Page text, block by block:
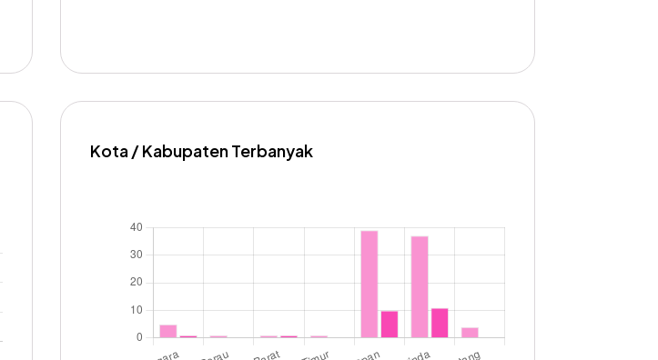
Kota / Kabupaten Terbanyak